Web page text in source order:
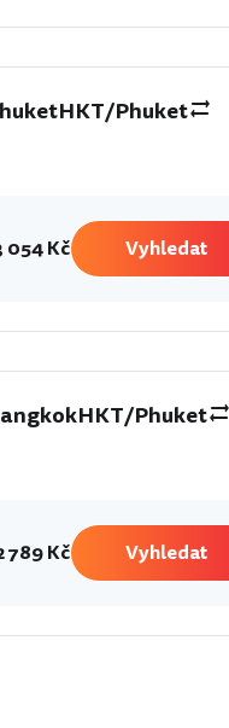
HKT/Phuket
054 Kč Vyhledat
HKT/Phuket
789 Kč Vyhledat